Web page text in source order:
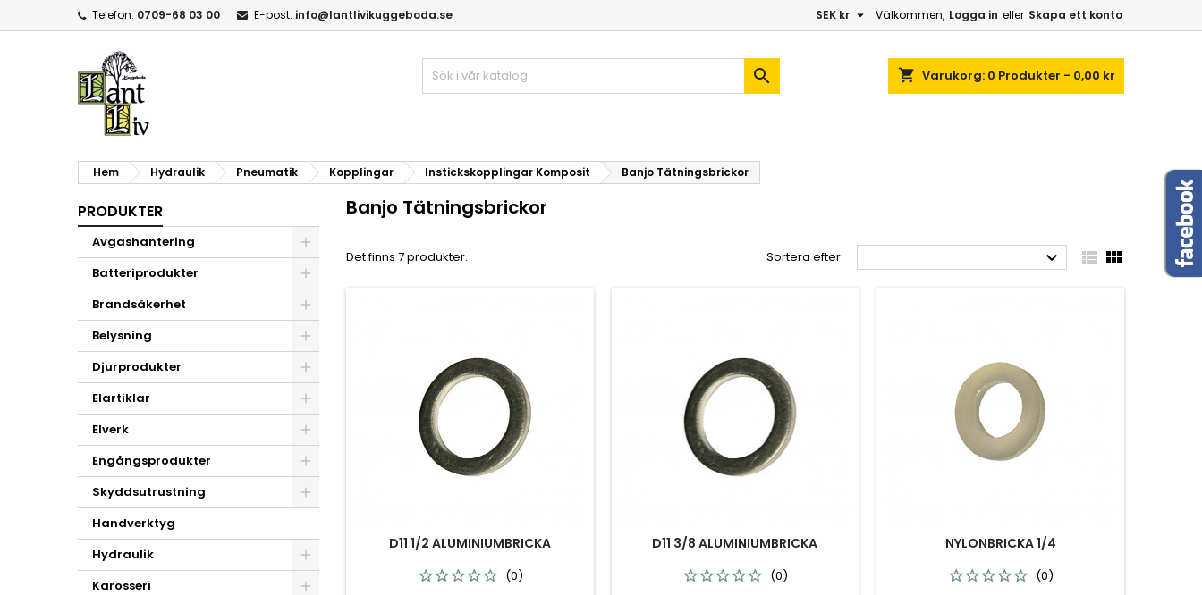
Telefon: 0709-68 03 00 E-post: info@lantlivikuggeboda.se Välkommen, Logga in eller Skapa ett konto
SEK kr 
shopping_cart Varukorg: 0 Produkter - 0,00 kr

Hem Hydraulik Pneumatik Kopplingar Instickskopplingar Komposit Banjo Tätningsbrickor
PRODUKTER
Avgashantering
Batteriprodukter
Brandsäkerhet
Belysning
Djurprodukter
Elartiklar
Elverk
Engångsprodukter
Skyddsutrustning
Handverktyg
Hydraulik
Karosseri
Banjo Tätningsbrickor
Det finns 7 produkter. Sortera efter:   
D11 1/2 ALUMINIUMBRICKA
(0)
D11 3/8 ALUMINIUMBRICKA
(0)
NYLONBRICKA 1/4
(0)